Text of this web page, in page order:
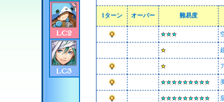
1ターン オーバー 難易度